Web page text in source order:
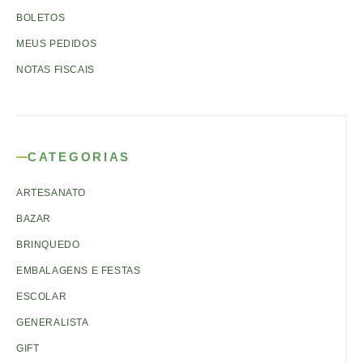
BOLETOS
MEUS PEDIDOS
NOTAS FISCAIS
CATEGORIAS
ARTESANATO
BAZAR
BRINQUEDO
EMBALAGENS E FESTAS
ESCOLAR
GENERALISTA
GIFT